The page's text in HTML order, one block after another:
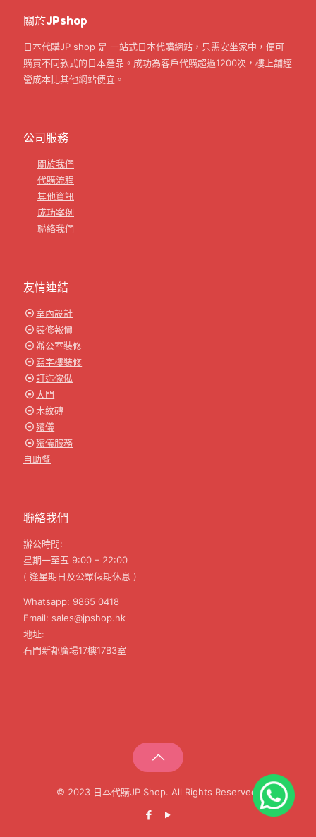
關於JPshop
日本代購JP shop 是 一站式日本代購網站，只需安坐家中，便可
購買不同款式的日本產品。成功為客戶代購超過1200次，樓上舖經
營成本比其他網站便宜。
公司服務
關於我們
代購流程
其他資訊
成功案例
聯絡我們
友情連結
室內設計
裝修報價
辦公室裝修
寫字樓裝修
訂造傢俬
大門
木紋磚
殯儀
殯儀服務
自助餐
聯絡我們
辦公時間:
星期一至五 9:00 – 22:00
( 逢星期日及公眾假期休息 )
Whatsapp: 9865 0418
Email: sales@jpshop.hk
地址:
石門新都廣場17樓17B3室
© 2023 日本代購JP Shop. All Rights Reserved.